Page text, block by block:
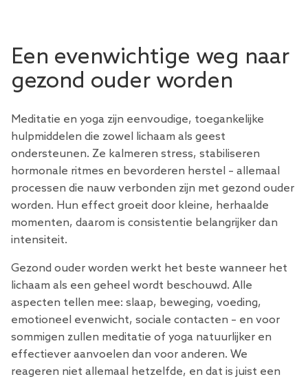
Een evenwichtige weg naar
gezond ouder worden
Meditatie en yoga zijn eenvoudige, toegankelijke
hulpmiddelen die zowel lichaam als geest
ondersteunen. Ze kalmeren stress, stabiliseren
hormonale ritmes en bevorderen herstel – allemaal
processen die nauw verbonden zijn met gezond ouder
worden. Hun effect groeit door kleine, herhaalde
momenten, daarom is consistentie belangrijker dan
intensiteit.
Gezond ouder worden werkt het beste wanneer het
lichaam als een geheel wordt beschouwd. Alle
aspecten tellen mee: slaap, beweging, voeding,
emotioneel evenwicht, sociale contacten – en voor
sommigen zullen meditatie of yoga natuurlijker en
effectiever aanvoelen dan voor anderen. We
reageren niet allemaal hetzelfde, en dat is juist een